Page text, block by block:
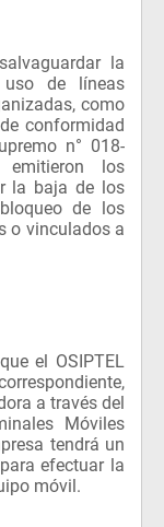
la
de líneas
como
conformidad
n° 018-
los
la baja de los
de los
o vinculados a
el OSIPTEL
a través del
Móviles
tendrá un
efectuar la
móvil.